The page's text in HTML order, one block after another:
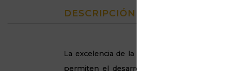
DESCRIPCIÓN
La excelencia de la Manzanilla Papirusa
permiten el desarrollo de un velo de